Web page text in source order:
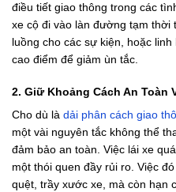
điều tiết giao thông trong các
xe cộ đi vào làn đường tạm thời
luồng cho các sự kiện, hoặc
cao điểm để giảm ùn tắc.
2. Giữ Khoảng Cách An
Cho dù là dải phân cách giao
một vài nguyên tắc không thể
đảm bảo an toàn. Việc lái xe
một thói quen đầy rủi ro. Việc
quệt, trầy xước xe, mà còn hạn